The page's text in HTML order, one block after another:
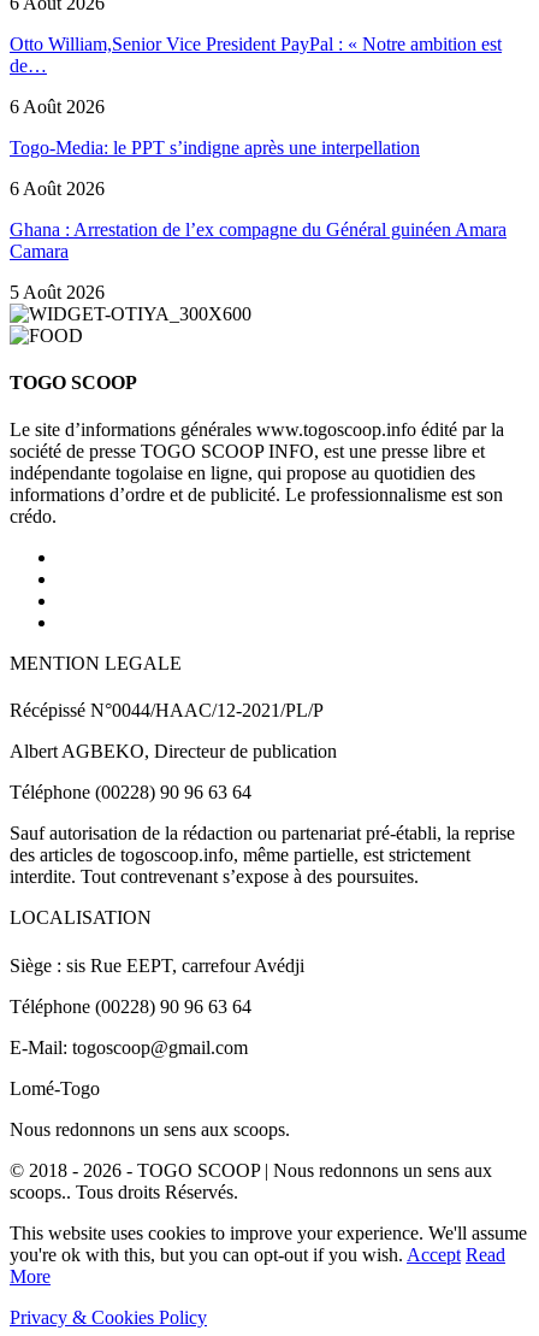
Otto William,Senior Vice President PayPal : « Notre ambition est
de…
6 Août 2026
Togo-Media: le PPT s’indigne après une interpellation
6 Août 2026
Ghana : Arrestation de l’ex compagne du Général guinéen Amara
Camara
5 Août 2026
TOGO SCOOP
Le site d’informations générales www.togoscoop.info édité par la
société de presse TOGO SCOOP INFO, est une presse libre et
indépendante togolaise en ligne, qui propose au quotidien des
informations d’ordre et de publicité. Le professionnalisme est son
crédo.
MENTION LEGALE
Récépissé N°0044/HAAC/12-2021/PL/P
Albert AGBEKO, Directeur de publication
Téléphone (00228) 90 96 63 64
Sauf autorisation de la rédaction ou partenariat pré-établi, la reprise
des articles de togoscoop.info, même partielle, est strictement
interdite. Tout contrevenant s’expose à des poursuites.
LOCALISATION
Siège : sis Rue EEPT, carrefour Avédji
Téléphone (00228) 90 96 63 64
E-Mail: togoscoop@gmail.com
Lomé-Togo
Nous redonnons un sens aux scoops.
© 2018 - 2026 - TOGO SCOOP | Nous redonnons un sens aux
scoops.. Tous droits Réservés.
This website uses cookies to improve your experience. We'll assume
you're ok with this, but you can opt-out if you wish. Accept Read
More
Privacy & Cookies Policy